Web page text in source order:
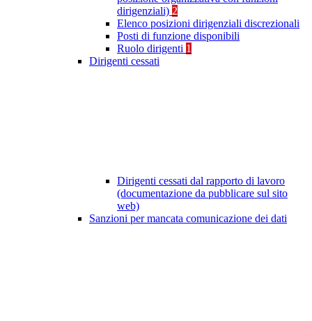
dirigenziali) 2
Elenco posizioni dirigenziali discrezionali
Posti di funzione disponibili
Ruolo dirigenti 1
Dirigenti cessati
Dirigenti cessati dal rapporto di lavoro
(documentazione da pubblicare sul sito
web)
Sanzioni per mancata comunicazione dei dati